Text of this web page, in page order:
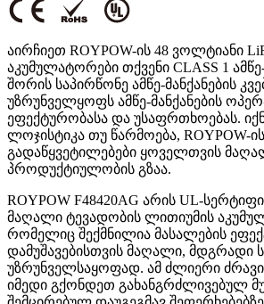
აირჩიეთ ROYPOW-ის 48 ვოლტიანი
აკუმულატორები თქვენი CLASS 1
შორის საპირწონე ამწე-მანქანების
უზრუნველყოფს ამწე-მანქანების
ეფექტურობასა და უსაფრთხოებას.
ლოჯისტიკა თუ წარმოება, ROYPOW-
გადაწყვეტილებები ყოველთვის
პროდუქტიულობის გზაა.
ROYPOW F48420AG არის UL-
მაღალი ტევადობის ლითიუმის
რომელიც შექმნილია მასალების
დამუშავებისთვის მაღალი, მდგრადი
უზრუნველსაყოფად. ამ ძლიერი
იმედი გქონდეთ გახანგრძლივებულ